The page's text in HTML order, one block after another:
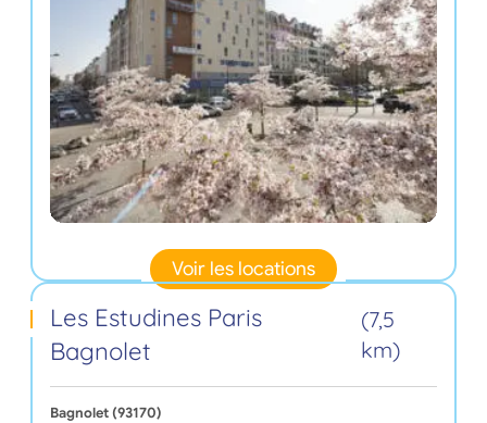
Voir les locations
Les Estudines Paris
Bagnolet
(7,5
km)
Bagnolet (93170)